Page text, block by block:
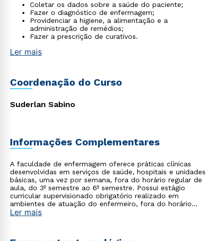
Coletar os dados sobre a saúde do paciente;
Fazer o diagnóstico de enfermagem;
Providenciar a higiene, a alimentação e a
administração de remédios;
Fazer a prescrição de curativos.
Ler mais
Coordenação do Curso
Suderlan Sabino
Informações Complementares
A faculdade de enfermagem oferece práticas clínicas
desenvolvidas em serviços de saúde, hospitais e unidades
básicas, uma vez por semana, fora do horário regular de
aula, do 3º semestre ao 6º semestre. Possui estágio
curricular supervisionado obrigatório realizado em
ambientes de atuação do enfermeiro, fora do horário
regular de aula, no 7º e 8º semestre. Alguns semestres
Ler mais